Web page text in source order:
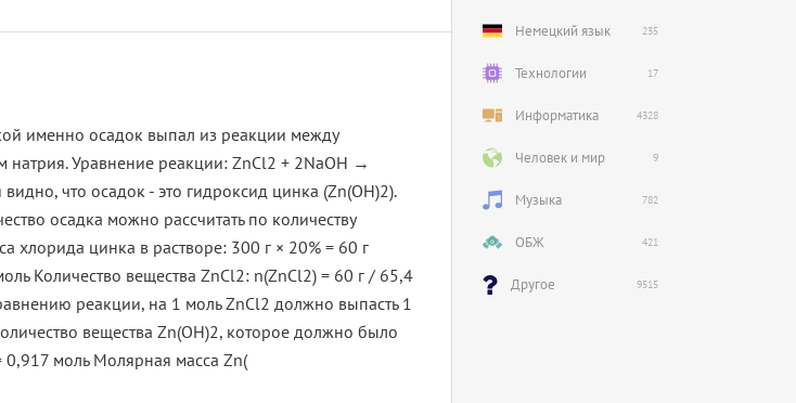
именно осадок выпал из реакции между
Уравнение реакции: ZnCl2 + 2NaOH →
что осадок - это гидроксид цинка (Zn(OH)2).
осадка можно рассчитать по количеству
хлорида цинка в растворе: 300 г × 20% = 60 г
Количество вещества ZnCl2: n(ZnCl2) = 60 г / 65,4
реакции, на 1 моль ZnCl2 должно выпасть 1
вещества Zn(OH)2, которое должно было
0,917 моль Молярная масса Zn(
Немецкий язык 235
Технологии 17
Информатика 4328
Человек и мир 9
Музыка 782
ОБЖ 421
Другое 9515